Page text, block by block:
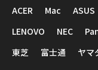
ACER Mac ASUS
LENOVO
NEC
東芝
富士通 ヤマ